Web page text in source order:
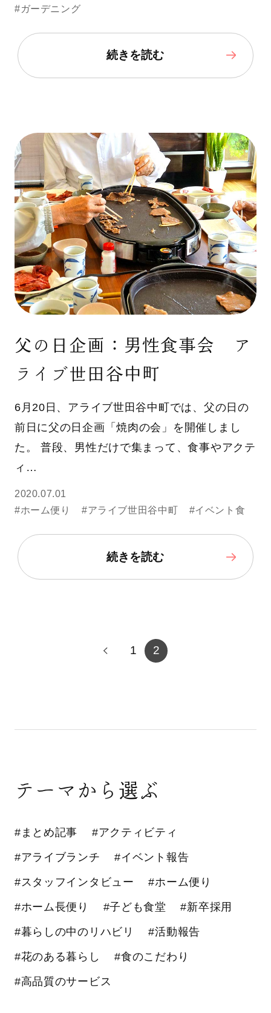
#ガーデニング
続きを読む
父の日企画：男性食事会 ア
ライブ世田谷中町
6月20日、アライブ世田谷中町では、父の日の
前日に父の日企画「焼肉の会」を開催しまし
た。 普段、男性だけで集まって、食事やアクテ
ィ…
2020.07.01
#ホーム便り
#アライブ世田谷中町 #イベント食
続きを読む
1 2
テーマから選ぶ
#まとめ記事 #アクティビティ
#アライブランチ #イベント報告
#スタッフインタビュー #ホーム便り
#ホーム長便り #子ども食堂 #新卒採用
#暮らしの中のリハビリ #活動報告
#花のある暮らし #食のこだわり
#高品質のサービス